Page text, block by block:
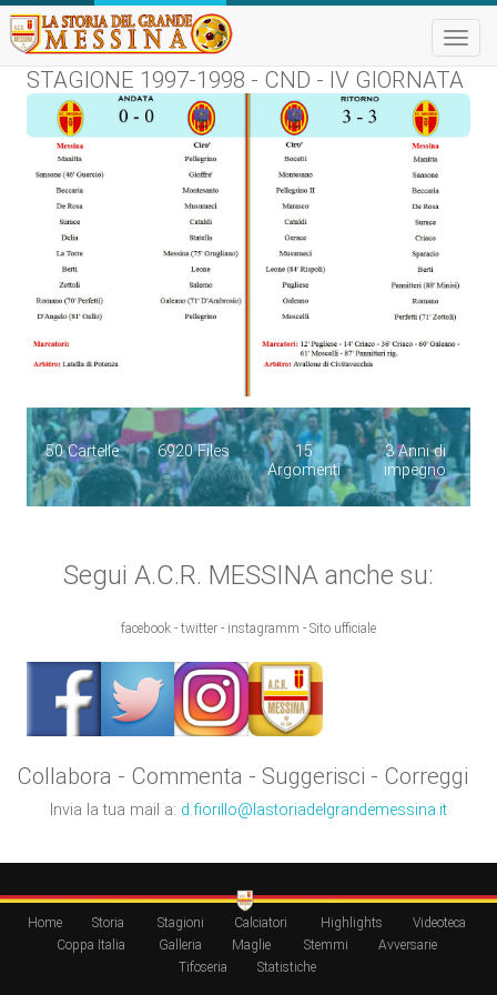
Toggle
STAGIONE 1997-1998 - CND - IV GIORNATA
50 Cartelle 6920 Files
15
Argomenti
3 Anni di
impegno
Segui A.C.R. MESSINA anche su:
facebook - twitter - instagramm - Sito ufficiale
Collabora - Commenta - Suggerisci - Correggi
Invia la tua mail a: d.fiorillo@lastoriadelgrandemessina.it
Home Storia Stagioni Calciatori Highlights
Videoteca
Coppa Italia
Galleria Maglie Stemmi
Avversarie
Tifoseria
Statistiche